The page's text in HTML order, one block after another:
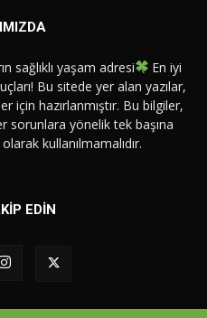
sağlıklı yaşam adresi
En iyi
Bu sitede yer alan yazılar,
için hazırlanmıştır. Bu bilgiler,
sorunlara yönelik tek başına
kullanılmamalıdır.
EDİN